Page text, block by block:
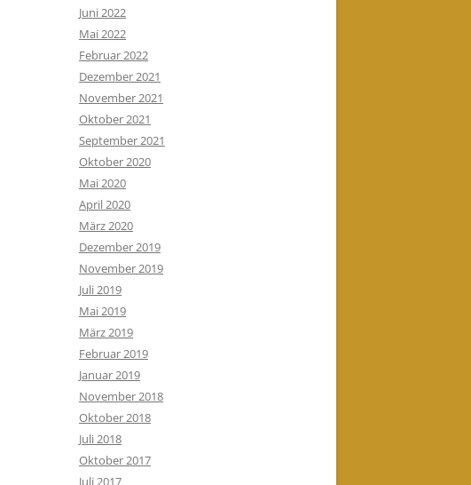
Juni 2022
Mai 2022
Februar 2022
Dezember 2021
November 2021
Oktober 2021
September 2021
Oktober 2020
Mai 2020
April 2020
März 2020
Dezember 2019
November 2019
Juli 2019
Mai 2019
März 2019
Februar 2019
Januar 2019
November 2018
Oktober 2018
Juli 2018
Oktober 2017
Juli 2017